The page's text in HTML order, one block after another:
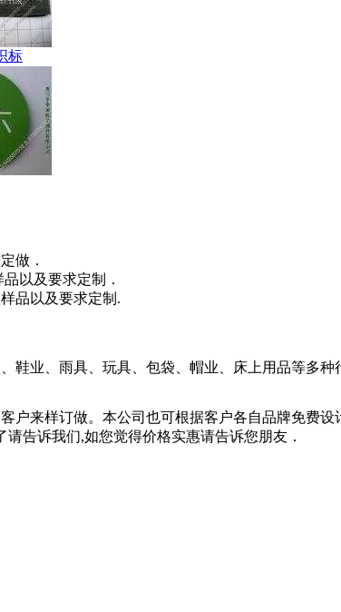
标
做．
以及要求定制．
品以及要求定制.
鞋业、雨具、玩具、包袋、帽业、床上用品等多种
来样订做。本公司也可根据客户各自品牌免费设
告诉我们,如您觉得价格实惠请告诉您朋友．